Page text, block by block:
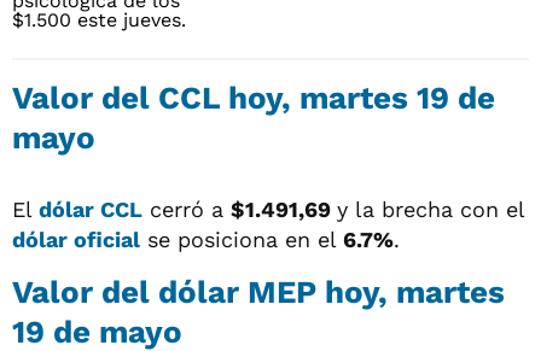
Valor del CCL hoy, martes 19 de
mayo
El dólar CCL cerró a $1.491,69 y la brecha con el
dólar oficial se posiciona en el 6.7%.
Valor del dólar MEP hoy, martes
19 de mayo